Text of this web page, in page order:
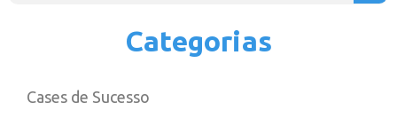
Categorias
Cases de Sucesso